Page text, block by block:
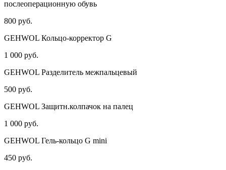
послеоперационную обувь
800 руб.
GEHWOL Кольцо-корректор G
1 000 руб.
GEHWOL Разделитель межпальцевый
500 руб.
GEHWOL Защитн.колпачок на палец
1 000 руб.
GEHWOL Гель-кольцо G mini
450 руб.